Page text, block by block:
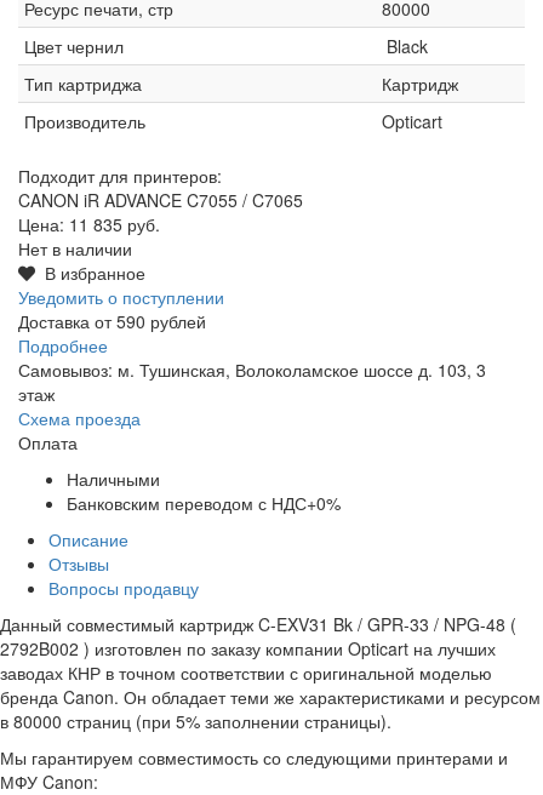
Ресурс печати, стр
80000
Цвет чернил
Black
Тип картриджа
Картридж
Производитель
Opticart
Подходит для принтеров:
CANON iR ADVANCE C7055 / C7065
Цена: 11 835 руб.
Нет в наличии
В избранное
Уведомить о поступлении
Доставка от 590 рублей
Подробнее
Самовывоз: м. Тушинская, Волоколамское шоссе д. 103, 3
этаж
Схема проезда
Оплата
Наличными
Банковским переводом с НДС+0%
Описание
Отзывы
Вопросы продавцу
Данный совместимый картридж C-EXV31 Bk / GPR-33 / NPG-48 (
2792B002 ) изготовлен по заказу компании Opticart на лучших
заводах КНР в точном соответствии с оригинальной моделью
бренда Canon. Он обладает теми же характеристиками и ресурсом
в 80000 страниц (при 5% заполнении страницы).
Мы гарантируем совместимость со следующими принтерами и
МФУ Canon: